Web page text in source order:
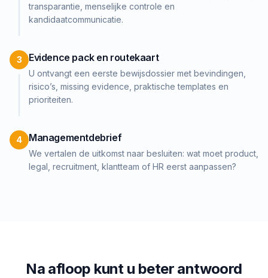
transparantie, menselijke controle en
kandidaatcommunicatie.
3 Evidence pack en routekaart
U ontvangt een eerste bewijsdossier met bevindingen,
risico’s, missing evidence, praktische templates en
prioriteiten.
4 Managementdebrief
We vertalen de uitkomst naar besluiten: wat moet product,
legal, recruitment, klantteam of HR eerst aanpassen?
Na afloop kunt u beter antwoord